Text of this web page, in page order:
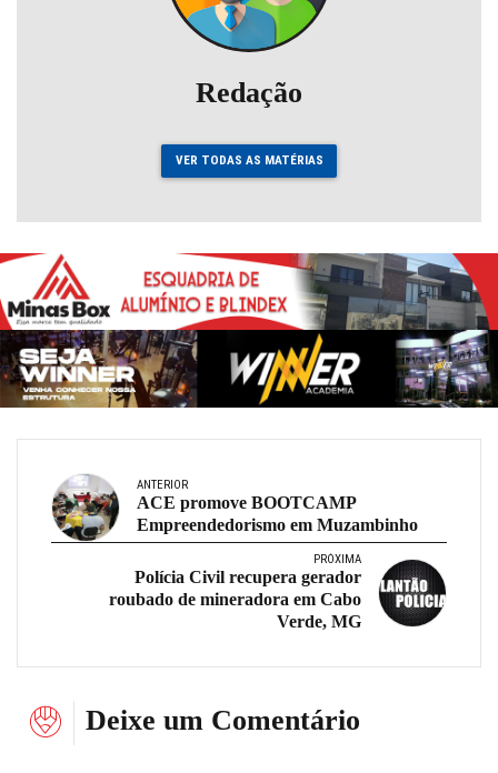
Redação
VER TODAS AS MATÉRIAS
ANTERIOR
ACE promove BOOTCAMP
Empreendedorismo em Muzambinho
PRÓXIMA
Polícia Civil recupera gerador
roubado de mineradora em Cabo
Verde, MG
Deixe um Comentário